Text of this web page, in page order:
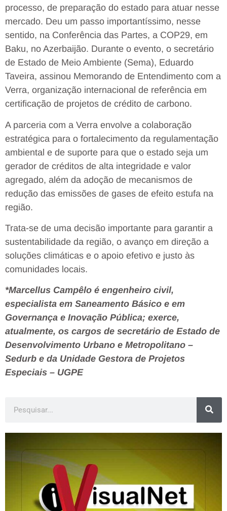
processo, de preparação do estado para atuar nesse
mercado. Deu um passo importantíssimo, nesse
sentido, na Conferência das Partes, a COP29, em
Baku, no Azerbaijão. Durante o evento, o secretário
de Estado de Meio Ambiente (Sema), Eduardo
Taveira, assinou Memorando de Entendimento com a
Verra, organização internacional de referência em
certificação de projetos de crédito de carbono.
A parceria com a Verra envolve a colaboração
estratégica para o fortalecimento da regulamentação
ambiental e de suporte para que o estado seja um
gerador de créditos de alta integridade e valor
agregado, além da adoção de mecanismos de
redução das emissões de gases de efeito estufa na
região.
Trata-se de uma decisão importante para garantir a
sustentabilidade da região, o avanço em direção a
soluções climáticas e o apoio efetivo e justo às
comunidades locais.
*Marcellus Campêlo é engenheiro civil,
especialista em Saneamento Básico e em
Governança e Inovação Pública; exerce,
atualmente, os cargos de secretário de Estado de
Desenvolvimento Urbano e Metropolitano –
Sedurb e da Unidade Gestora de Projetos
Especiais – UGPE